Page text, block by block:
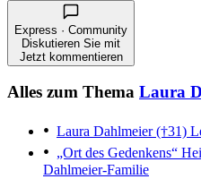
Express · Community
Diskutieren Sie mit
Jetzt kommentieren
Alles zum Thema Laura
Laura Dahlmeier (†31)
„Ort des Gedenkens“
Dahlmeier-Familie